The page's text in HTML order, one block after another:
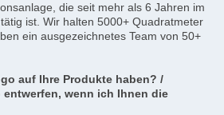
die seit mehr als 6 Jahren im
ist. Wir halten 5000+ Quadratmeter
ein ausgezeichnetes Team von 50+
auf Ihre Produkte haben? /
wenn ich Ihnen die